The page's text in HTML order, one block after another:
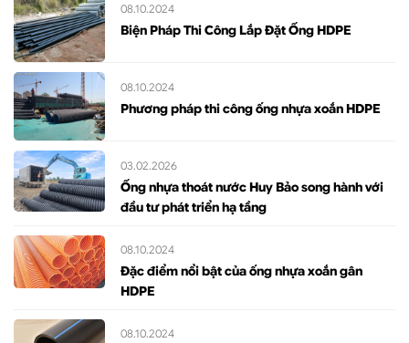
08.10.2024
Biện Pháp Thi Công Lắp Đặt Ống HDPE
08.10.2024
Phương pháp thi công ống nhựa xoắn HDPE
03.02.2026
Ống nhựa thoát nước Huy Bảo song hành với
đầu tư phát triển hạ tầng
08.10.2024
Đặc điểm nổi bật của ống nhựa xoắn gân
HDPE
08.10.2024